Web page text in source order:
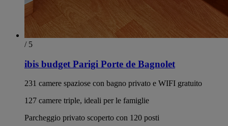
/ 5
ibis budget Parigi Porte de Bagnolet
231 camere spaziose con bagno privato e WIFI gratuito
127 camere triple, ideali per le famiglie
Parcheggio privato scoperto con 120 posti